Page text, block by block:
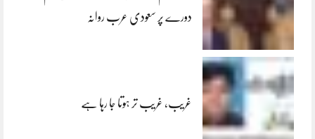
دورے پر سعودی عرب روانہ
غریب، غریب تر ہوتا جا رہا ہے